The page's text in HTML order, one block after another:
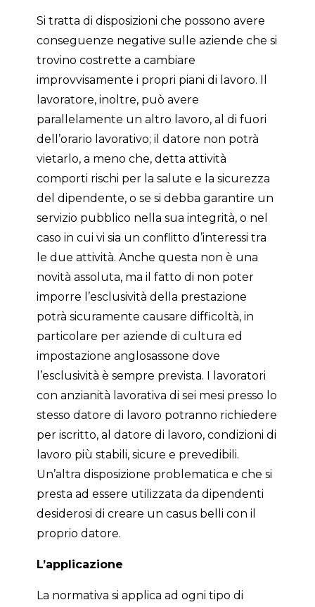
Si tratta di disposizioni che possono avere
conseguenze negative sulle aziende che si
trovino costrette a cambiare
improvvisamente i propri piani di lavoro. Il
lavoratore, inoltre, può avere
parallelamente un altro lavoro, al di fuori
dell’orario lavorativo; il datore non potrà
vietarlo, a meno che, detta attività
comporti rischi per la salute e la sicurezza
del dipendente, o se si debba garantire un
servizio pubblico nella sua integrità, o nel
caso in cui vi sia un conflitto d’interessi tra
le due attività. Anche questa non è una
novità assoluta, ma il fatto di non poter
imporre l’esclusività della prestazione
potrà sicuramente causare difficoltà, in
particolare per aziende di cultura ed
impostazione anglosassone dove
l’esclusività è sempre prevista. I lavoratori
con anzianità lavorativa di sei mesi presso lo
stesso datore di lavoro potranno richiedere
per iscritto, al datore di lavoro, condizioni di
lavoro più stabili, sicure e prevedibili.
Un’altra disposizione problematica e che si
presta ad essere utilizzata da dipendenti
desiderosi di creare un casus belli con il
proprio datore.
L’applicazione
La normativa si applica ad ogni tipo di